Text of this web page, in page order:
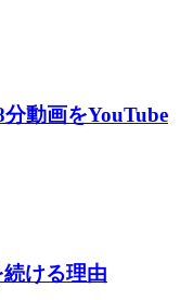
動画をYouTube
ける理由